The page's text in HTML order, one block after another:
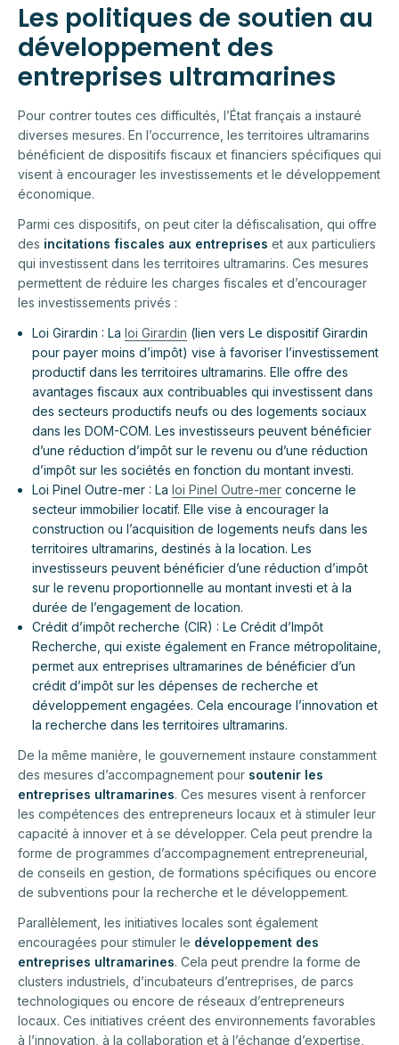
Les politiques de soutien au
développement des
entreprises ultramarines
Pour contrer toutes ces difficultés, l’État français a instauré
diverses mesures. En l’occurrence, les territoires ultramarins
bénéficient de dispositifs fiscaux et financiers spécifiques qui
visent à encourager les investissements et le développement
économique.
Parmi ces dispositifs, on peut citer la défiscalisation, qui offre
des incitations fiscales aux entreprises et aux particuliers
qui investissent dans les territoires ultramarins. Ces mesures
permettent de réduire les charges fiscales et d’encourager
les investissements privés :
Loi Girardin : La loi Girardin (lien vers Le dispositif Girardin
pour payer moins d’impôt) vise à favoriser l’investissement
productif dans les territoires ultramarins. Elle offre des
avantages fiscaux aux contribuables qui investissent dans
des secteurs productifs neufs ou des logements sociaux
dans les DOM-COM. Les investisseurs peuvent bénéficier
d’une réduction d’impôt sur le revenu ou d’une réduction
d’impôt sur les sociétés en fonction du montant investi.
Loi Pinel Outre-mer : La loi Pinel Outre-mer concerne le
secteur immobilier locatif. Elle vise à encourager la
construction ou l’acquisition de logements neufs dans les
territoires ultramarins, destinés à la location. Les
investisseurs peuvent bénéficier d’une réduction d’impôt
sur le revenu proportionnelle au montant investi et à la
durée de l’engagement de location.
Crédit d’impôt recherche (CIR) : Le Crédit d’Impôt
Recherche, qui existe également en France métropolitaine,
permet aux entreprises ultramarines de bénéficier d’un
crédit d’impôt sur les dépenses de recherche et
développement engagées. Cela encourage l’innovation et
la recherche dans les territoires ultramarins.
De la même manière, le gouvernement instaure constamment
des mesures d’accompagnement pour soutenir les
entreprises ultramarines. Ces mesures visent à renforcer
les compétences des entrepreneurs locaux et à stimuler leur
capacité à innover et à se développer. Cela peut prendre la
forme de programmes d’accompagnement entrepreneurial,
de conseils en gestion, de formations spécifiques ou encore
de subventions pour la recherche et le développement.
Parallèlement, les initiatives locales sont également
encouragées pour stimuler le développement des
entreprises ultramarines. Cela peut prendre la forme de
clusters industriels, d’incubateurs d’entreprises, de parcs
technologiques ou encore de réseaux d’entrepreneurs
locaux. Ces initiatives créent des environnements favorables
à l’innovation, à la collaboration et à l’échange d’expertise,